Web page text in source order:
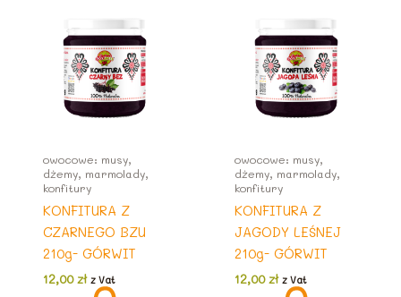
owocowe: musy,
dżemy, marmolady,
konfitury
KONFITURA Z
CZARNEGO BZU
210g- GÓRWIT
12,00zł z Vat
owocowe: musy,
dżemy, marmolady,
konfitury
KONFITURA Z
JAGODY LEŚNEJ
210g- GÓRWIT
12,00zł z Vat